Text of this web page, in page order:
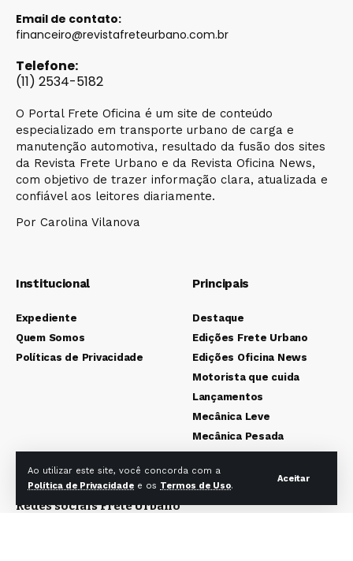
Ao utilizar este site, você concorda com a
Política de Privacidade e os Termos de Uso.
Aceitar
Email de contato:
financeiro@revistafreteurbano.com.br
Telefone:
(11) 2534-5182
O Portal Frete Oficina é um site de conteúdo
especializado em transporte urbano de carga e
manutenção automotiva, resultado da fusão dos sites
da Revista Frete Urbano e da Revista Oficina News,
com objetivo de trazer informação clara, atualizada e
confiável aos leitores diariamente.
Por Carolina Vilanova
Institucional
Expediente
Quem Somos
Políticas de Privacidade
Principais
Destaque
Edições Frete Urbano
Edições Oficina News
Motorista que cuida
Lançamentos
Mecânica Leve
Mecânica Pesada
Redes sociais Frete Urbano